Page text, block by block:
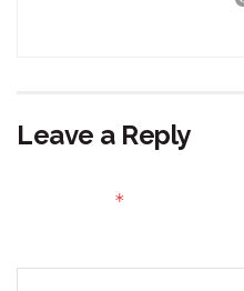
Leave a Reply
*